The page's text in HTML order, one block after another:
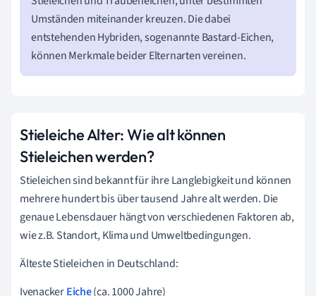
Umständen miteinander kreuzen. Die dabei
entstehenden Hybriden, sogenannte Bastard-Eichen,
können Merkmale beider Elternarten vereinen.
Stieleiche Alter: Wie alt können
Stieleichen werden?
Stieleichen sind bekannt für ihre Langlebigkeit und können
mehrere hundert bis über tausend Jahre alt werden. Die
genaue Lebensdauer hängt von verschiedenen Faktoren ab,
wie z.B. Standort, Klima und Umweltbedingungen.
Älteste Stieleichen in Deutschland:
IvenackerEiche(ca. 1000 Jahre)